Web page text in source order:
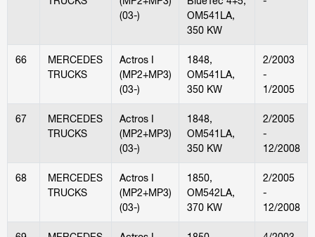
(03-)
OM541LA,
350 KW
66
MERCEDES
TRUCKS
Actros I
(MP2+MP3)
(03-)
1848,
OM541LA,
350 KW
2/2003
-
1/2005
67
MERCEDES
TRUCKS
Actros I
(MP2+MP3)
(03-)
1848,
OM541LA,
350 KW
2/2005
-
12/2008
68
MERCEDES
TRUCKS
Actros I
(MP2+MP3)
(03-)
1850,
OM542LA,
370 KW
2/2005
-
12/2008